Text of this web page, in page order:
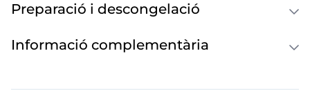
Preparació i descongelació
Informació complementària